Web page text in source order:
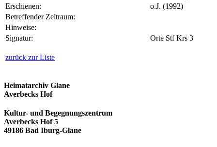
Erschienen:
o.J. (1992)
Betreffender Zeitraum:
Hinweise:
Signatur:
Orte Stf Krs 3
zurück zur Liste
Heimatarchiv Glane
Averbecks Hof
Kultur- und Begegnungszentrum
Averbecks Hof 5
49186 Bad Iburg-Glane